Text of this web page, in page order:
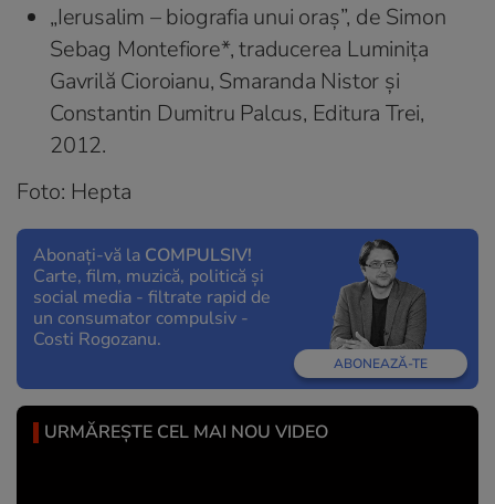
„Ierusalim – biografia unui oraș”, de Simon
Sebag Montefiore*, traducerea Luminița
Gavrilă Cioroianu, Smaranda Nistor și
Constantin Dumitru Palcus, Editura Trei,
2012.
Foto: Hepta
Abonați-vă la COMPULSIV!
Carte, film, muzică, politică și
social media - filtrate rapid de
un consumator compulsiv -
Costi Rogozanu.
ABONEAZĂ-TE
URMĂREȘTE CEL MAI NOU VIDEO